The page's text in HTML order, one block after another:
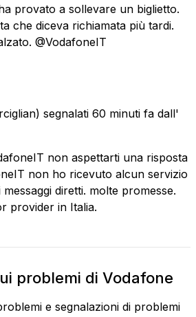
provato a sollevare un biglietto.
che diceva richiamata più tardi.
@VodafoneIT
segnalati 60 minuti fa dall'
non aspettarti una risposta
non ho ricevuto alcun servizio
diretti. molte promesse.
provider in Italia.
problemi di Vodafone
e segnalazioni di problemi